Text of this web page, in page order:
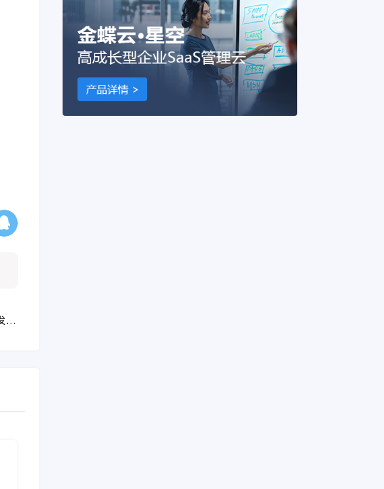
金蝶云·苍穹OEM版产品正式发布！AI时代共创软件产业新质生产力